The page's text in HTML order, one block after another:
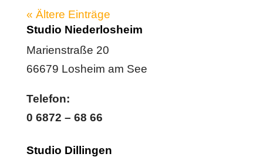
« Ältere Einträge
Studio Niederlosheim
Marienstraße 20
66679 Losheim am See
Telefon:
0 6872 – 68 66
Studio Dillingen